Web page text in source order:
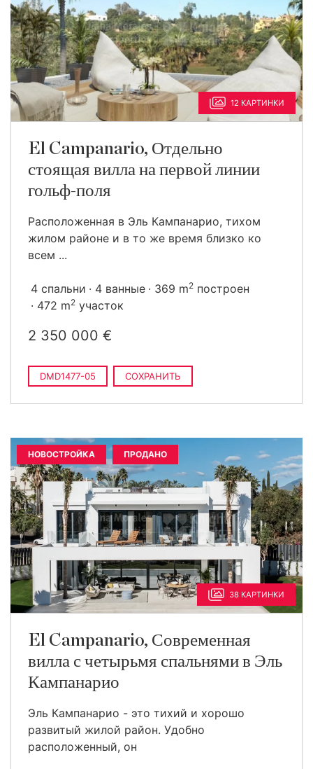
12 КАРТИНКИ
El Campanario, Отдельно
стоящая вилла на первой линии
гольф-поля
Расположенная в Эль Кампанарио, тихом
жилом районе и в то же время близко ко
всем ...
4 спальни 4 ванные 369 m2 построен
472 m2 участок
2 350 000 €
DMD1477-05 СОХРАНИТЬ
НОВОСТРОЙКА ПРОДАНО
38 КАРТИНКИ
El Campanario, Современная
вилла с четырьмя спальнями в Эль
Кампанарио
Эль Кампанарио - это тихий и хорошо
развитый жилой район. Удобно
расположенный, он